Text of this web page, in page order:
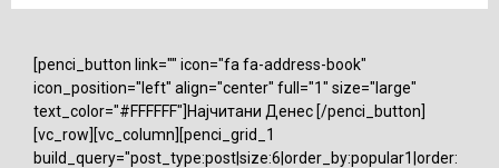
[penci_button link="" icon="fa fa-address-book"
icon_position="left" align="center" full="1" size="large"
text_color="#FFFFFF"]Најчитани Денес [/penci_button]
[vc_row][vc_column][penci_grid_1
build_query="post_type:post|size:6|order_by:popular1|order: